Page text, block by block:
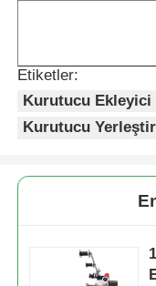
Etiketler:
Kurutucu Ekleyici
Kurutucu